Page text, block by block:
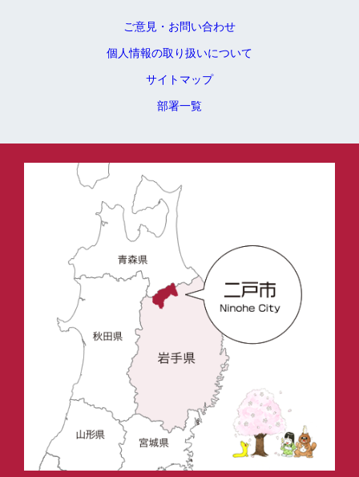
ご意見・お問い合わせ
個人情報の取り扱いについて
サイトマップ
部署一覧